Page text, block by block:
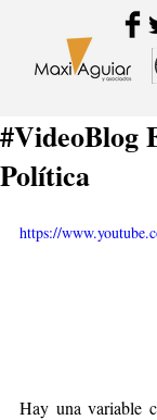
#VideoBlog
Política
https://
Hay una variable